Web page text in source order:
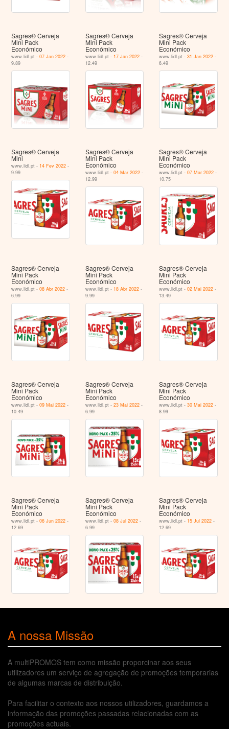
Sagres® Cerveja
Mini Pack
Económico
www.lidl.pt -07 Jan 2022 -
9.89
Sagres® Cerveja
Mini Pack
Económico
www.lidl.pt - 17 Jan 2022-
12.49
Sagres® Cerveja
Mini Pack
Económico
www.lidl.pt -31 Jan 2022 -
6.49
Sagres® Cerveja
Mini
www.lidl.pt - 14 Fev 2022 -
9.99
Sagres® Cerveja
Mini Pack
Económico
www.lidl.pt - 04 Mar 2022-
12.99
Sagres® Cerveja
Mini Pack
Económico
www.lidl.pt -07 Mar 2022 -
10.75
Sagres® Cerveja
Mini Pack
Económico
www.lidl.pt -08 Abr 2022 -
6.99
Sagres® Cerveja
Mini Pack
Económico
www.lidl.pt - 18 Abr 2022-
9.99
Sagres® Cerveja
Mini Pack
Económico
www.lidl.pt -02 Mai 2022 -
13.49
Sagres® Cerveja
Mini Pack
Económico
www.lidl.pt -09 Mai 2022 -
10.49
Sagres® Cerveja
Mini Pack
Económico
www.lidl.pt - 23 Mai 2022-
6.99
Sagres® Cerveja
Mini Pack
Económico
www.lidl.pt -30 Mai 2022 -
8.99
Sagres® Cerveja
Mini Pack
Económico
www.lidl.pt -06 Jun 2022 -
12.69
Sagres® Cerveja
Mini Pack
Económico
www.lidl.pt - 08 Jul 2022-
6.99
Sagres® Cerveja
Mini Pack
Económico
www.lidl.pt - 15 Jul 2022 -
12.69
A nossa Missão
A multiPROMOS tem como missão proporcinar aos seus
utilizadores um serviço de agregação de promoções temporarias
de algumas marcas de distribuição.
Para facilitar o contexto aos nossos utilizadores, guardamos a
informação das promoções passadas relacionadas com as
promoções actuais.